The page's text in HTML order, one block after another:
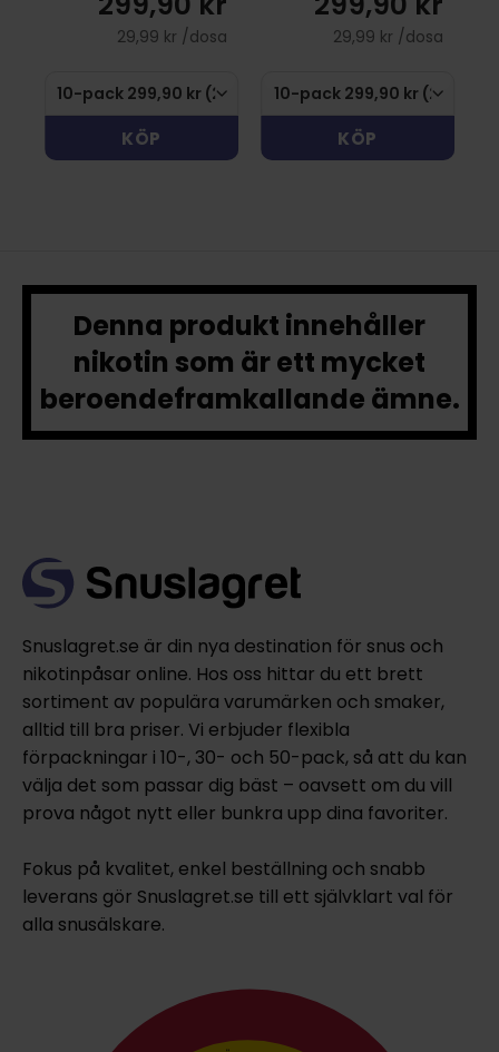
29,99 kr /dosa
KÖP
29,99 kr /dosa
KÖP
Denna produkt innehåller
nikotin som är ett mycket
beroendeframkallande ämne.
Snuslagret.se är din nya destination för snus och
nikotinpåsar online. Hos oss hittar du ett brett
sortiment av populära varumärken och smaker,
alltid till bra priser. Vi erbjuder flexibla
förpackningar i 10-, 30- och 50-pack, så att du kan
välja det som passar dig bäst – oavsett om du vill
prova något nytt eller bunkra upp dina favoriter.
Fokus på kvalitet, enkel beställning och snabb
leverans gör Snuslagret.se till ett självklart val för
alla snusälskare.